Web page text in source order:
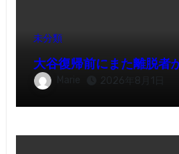
未分類
大谷復帰前にまた離脱者
Marie 2026年8月1日